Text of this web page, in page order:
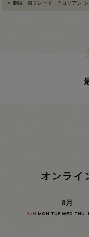
> 刺繍・織ブレード・チロリアン（
オンライ
8月
SUN MON TUE WED THU